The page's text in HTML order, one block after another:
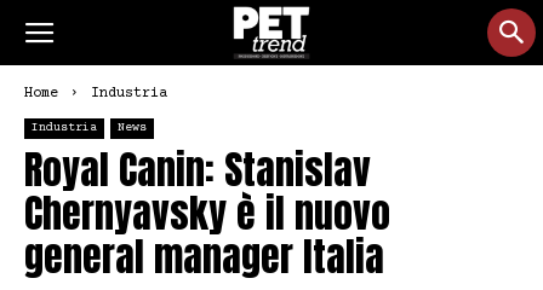
Home Industria
Industria News
Royal Canin: Stanislav
Chernyavsky è il nuovo
general manager Italia